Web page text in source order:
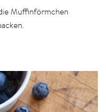
Muffinförmchen